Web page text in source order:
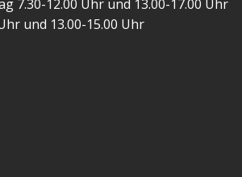
7.30-12.00 Uhr und 13.00-17.00 Uhr
und 13.00-15.00 Uhr